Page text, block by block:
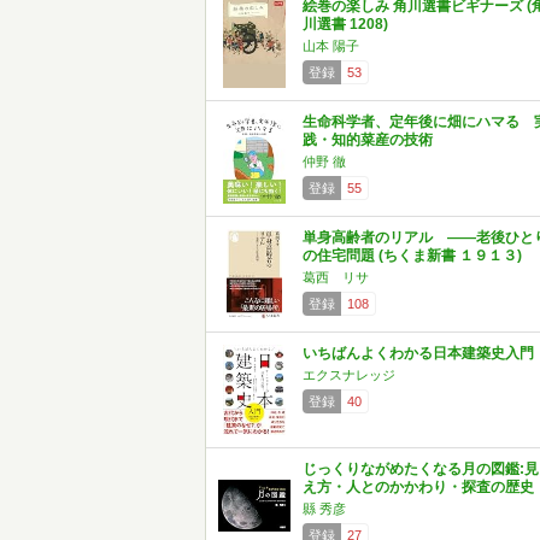
絵巻の楽しみ 角川選書ビギナーズ (
川選書 1208)
山本 陽子
登録
53
生命科学者、定年後に畑にハマる
践・知的菜産の技術
仲野 徹
登録
55
単身高齢者のリアル ――老後ひと
の住宅問題 (ちくま新書 １９１３)
葛西 リサ
登録
108
いちばんよくわかる日本建築史入門
エクスナレッジ
登録
40
じっくりながめたくなる月の図鑑:見
え方・人とのかかわり・探査の歴史
縣 秀彦
登録
27